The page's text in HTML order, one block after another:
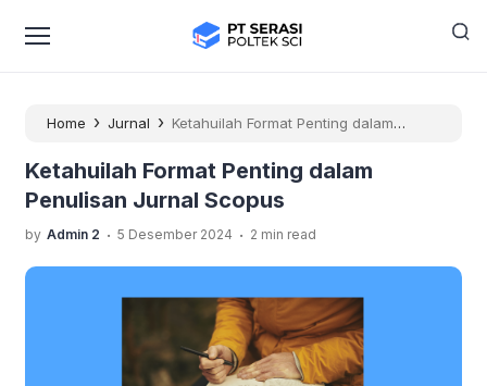
Home › Jurnal › Ketahuilah Format Penting dalam
Ketahuilah Format Penting dalam
Penulisan Jurnal Scopus
by Admin 2 . 5 Desember 2024 . 2 min read